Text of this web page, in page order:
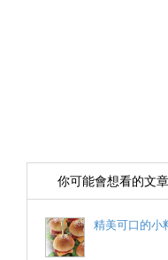
你可能會想看的文章
精美可口的小